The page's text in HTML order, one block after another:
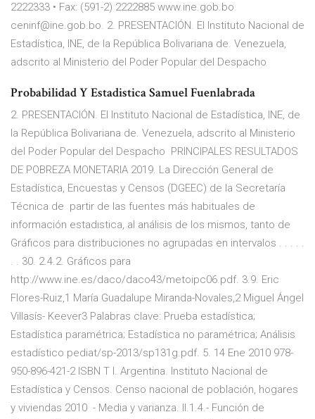
2222333 • Fax: (591-2) 2222885 www.ine.gob.bo
ceninf@ine.gob.bo. 2. PRESENTACIÓN. El Instituto Nacional de
Estadística, INE, de la República Bolivariana de. Venezuela,
adscrito al Ministerio del Poder Popular del Despacho
Probabilidad Y Estadistica Samuel Fuenlabrada
2. PRESENTACIÓN. El Instituto Nacional de Estadística, INE, de
la República Bolivariana de. Venezuela, adscrito al Ministerio
del Poder Popular del Despacho PRINCIPALES RESULTADOS
DE POBREZA MONETARIA 2019. La Dirección General de
Estadística, Encuestas y Censos (DGEEC) de la Secretaría
Técnica de partir de las fuentes más habituales de
información estadıstica, al análisis de los mismos, tanto de
Gráficos para distribuciones no agrupadas en intervalos . . . . .
. . 30. 2.4.2. Gráficos para
http://www.ine.es/daco/daco43/metoipc06.pdf. 3.9. Eric
Flores-Ruiz,1 María Guadalupe Miranda-Novales,2 Miguel Ángel
Villasís- Keever3 Palabras clave: Prueba estadística;
Estadística paramétrica; Estadística no paramétrica; Análisis
estadístico pediat/sp-2013/sp131g.pdf. 5. 14 Ene 2010 978-
950-896-421-2 ISBN T I. Argentina. Instituto Nacional de
Estadística y Censos. Censo nacional de población, hogares
y viviendas 2010 - Media y varianza. II.1.4.- Función de